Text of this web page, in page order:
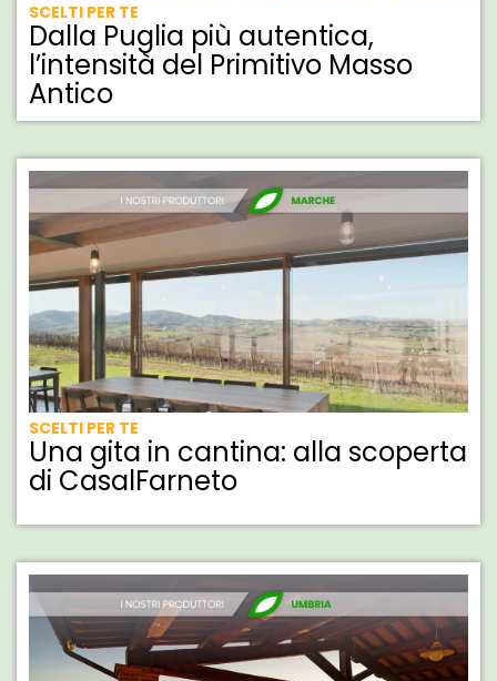
SCELTI PER TE
Dalla Puglia più autentica,
l’intensità del Primitivo Masso
Antico
SCELTI PER TE
Una gita in cantina: alla scoperta
di CasalFarneto